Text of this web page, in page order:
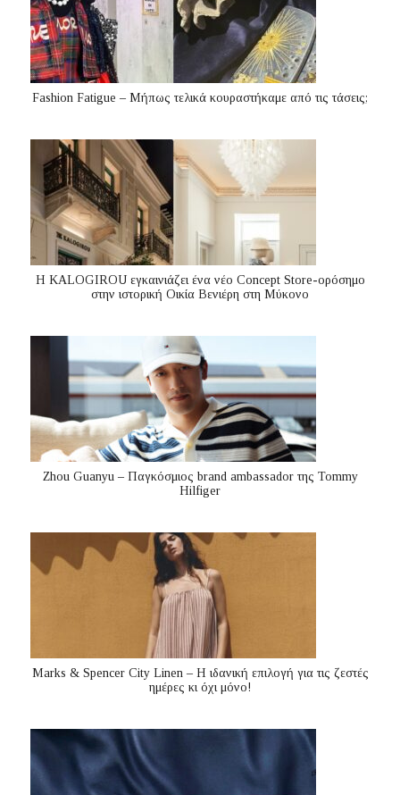
Fashion Fatigue – Μήπως τελικά κουραστήκαμε από τις τάσεις;
Η KALOGIROU εγκαινιάζει ένα νέο Concept Store-ορόσημο
στην ιστορική Οικία Βενιέρη στη Μύκονο
Zhou Guanyu – Παγκόσμιος brand ambassador της Tommy
Hilfiger
Marks & Spencer City Linen – Η ιδανική επιλογή για τις ζεστές
ημέρες κι όχι μόνο!